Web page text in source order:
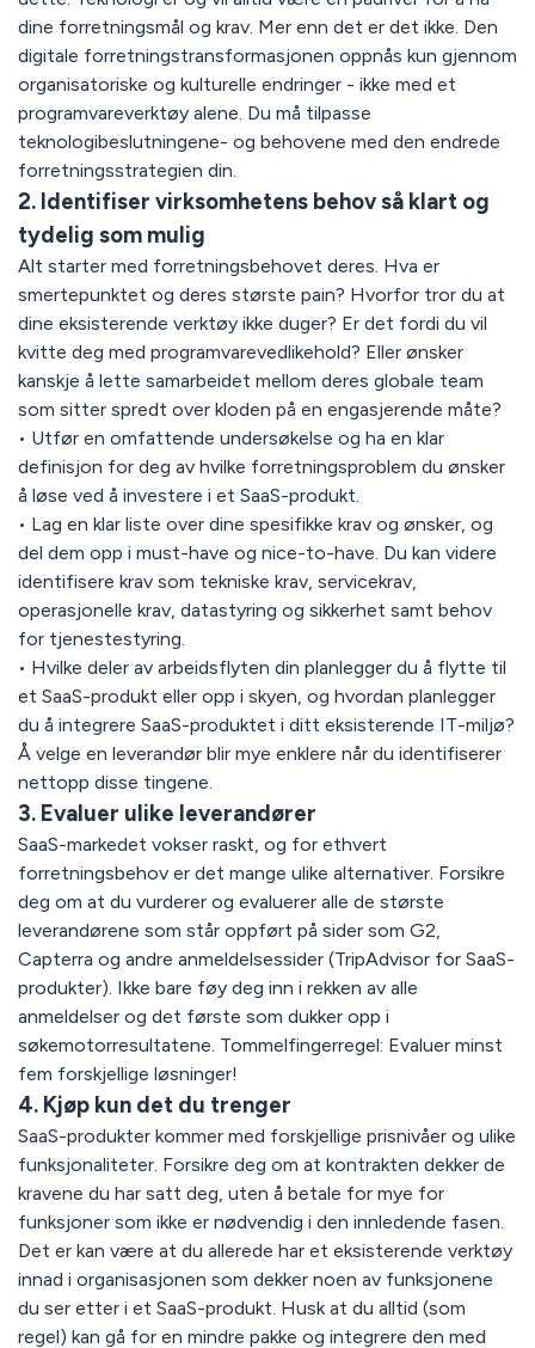
dine forretningsmål og krav. Mer enn det er det ikke. Den
digitale forretningstransformasjonen oppnås kun gjennom
organisatoriske og kulturelle endringer - ikke med et
programvareverktøy alene. Du må tilpasse
teknologibeslutningene- og behovene med den endrede
forretningsstrategien din.
2. Identifiser virksomhetens behov så klart og
tydelig som mulig
Alt starter med forretningsbehovet deres. Hva er
smertepunktet og deres største pain? Hvorfor tror du at
dine eksisterende verktøy ikke duger? Er det fordi du vil
kvitte deg med programvarevedlikehold? Eller ønsker
kanskje å lette samarbeidet mellom deres globale team
som sitter spredt over kloden på en engasjerende måte?
• Utfør en omfattende undersøkelse og ha en klar
definisjon for deg av hvilke forretningsproblem du ønsker
å løse ved å investere i et SaaS-produkt.
• Lag en klar liste over dine spesifikke krav og ønsker, og
del dem opp i must-have og nice-to-have. Du kan videre
identifisere krav som tekniske krav, servicekrav,
operasjonelle krav, datastyring og sikkerhet samt behov
for tjenestestyring.
• Hvilke deler av arbeidsflyten din planlegger du å flytte til
et SaaS-produkt eller opp i skyen, og hvordan planlegger
du å integrere SaaS-produktet i ditt eksisterende IT-miljø?
Å velge en leverandør blir mye enklere når du identifiserer
nettopp disse tingene.
3. Evaluer ulike leverandører
SaaS-markedet vokser raskt, og for ethvert
forretningsbehov er det mange ulike alternativer. Forsikre
deg om at du vurderer og evaluerer alle de største
leverandørene som står oppført på sider som G2,
Capterra og andre anmeldelsessider (TripAdvisor for SaaS-
produkter). Ikke bare føy deg inn i rekken av alle
anmeldelser og det første som dukker opp i
søkemotorresultatene. Tommelfingerregel: Evaluer minst
fem forskjellige løsninger!
4. Kjøp kun det du trenger
SaaS-produkter kommer med forskjellige prisnivåer og ulike
funksjonaliteter. Forsikre deg om at kontrakten dekker de
kravene du har satt deg, uten å betale for mye for
funksjoner som ikke er nødvendig i den innledende fasen.
Det er kan være at du allerede har et eksisterende verktøy
innad i organisasjonen som dekker noen av funksjonene
du ser etter i et SaaS-produkt. Husk at du alltid (som
regel) kan gå for en mindre pakke og integrere den med